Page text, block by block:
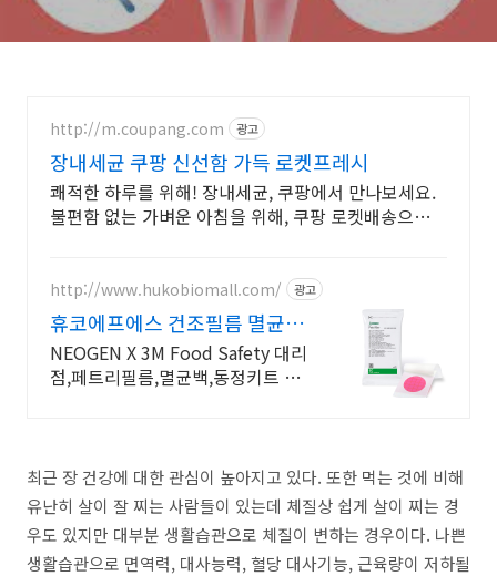
http://m.coupang.com 광고
장내세균 쿠팡 신선함 가득 로켓프레시
쾌적한 하루를 위해! 장내세균, 쿠팡에서 만나보세요.
불편함 없는 가벼운 아침을 위해, 쿠팡 로켓배송으로
http://www.hukobiomall.com/ 광고
휴코에프에스 건조필름 멸균백
페트리필름 / 수도권 대리점
NEOGEN X 3M Food Safety 대리
점,페트리필름,멸균백,동정키트 페
최근 장 건강에 대한 관심이 높아지고 있다. 또한 먹는 것에 비해
유난히 살이 잘 찌는 사람들이 있는데 체질상 쉽게 살이 찌는 경
우도 있지만 대부분 생활습관으로 체질이 변하는 경우이다. 나쁜
생활습관으로 면역력, 대사능력, 혈당 대사기능, 근육량이 저하될